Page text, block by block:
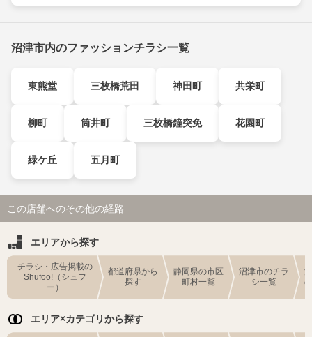
沼津市内のファッションチラシ一覧
東熊堂 三枚橋荒田 神田町 共栄町
柳町 筒井町 三枚橋鐘突免 花園町
緑ケ丘 五月町
この店舗へのその他の経路
エリアから探す
チラシ・広告掲載の
Shufoo!（シュフ
ー）
都道府県から
探す
静岡県の市区
町村一覧
沼津市のチラ
シ一覧
エリア×カテゴリから探す